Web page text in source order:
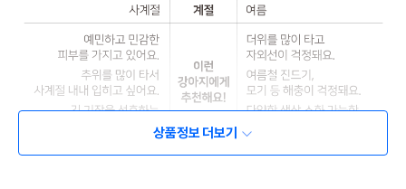
상품정보 더보기